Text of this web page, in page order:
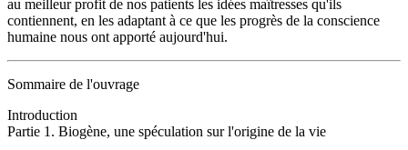
au meilleur profit de nos patients les idées maîtresses qu'ils
contiennent, en les adaptant à ce que les progrès de la conscience
humaine nous ont apporté aujourd'hui.
Sommaire de l'ouvrage
Introduction
Partie 1. Biogène, une spéculation sur l'origine de la vie